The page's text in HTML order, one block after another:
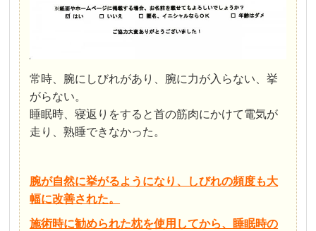
常時、腕にしびれがあり、腕に力が入らない、挙
がらない。
睡眠時、寝返りをすると首の筋肉にかけて電気が
走り、熟睡できなかった。
腕が自然に挙がるようになり、しびれの頻度も大
幅に改善された。
施術時に勧められた枕を使用してから、睡眠時の